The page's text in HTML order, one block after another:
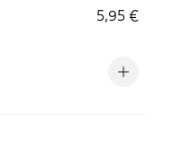
5,95 €